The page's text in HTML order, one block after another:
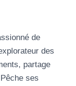
de
des
partage
ses